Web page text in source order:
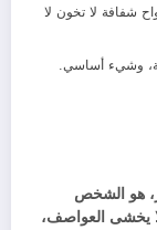
شفافة لا تخون لا
وشيء أساسي.
هو الشخص
يخشى العواصف،